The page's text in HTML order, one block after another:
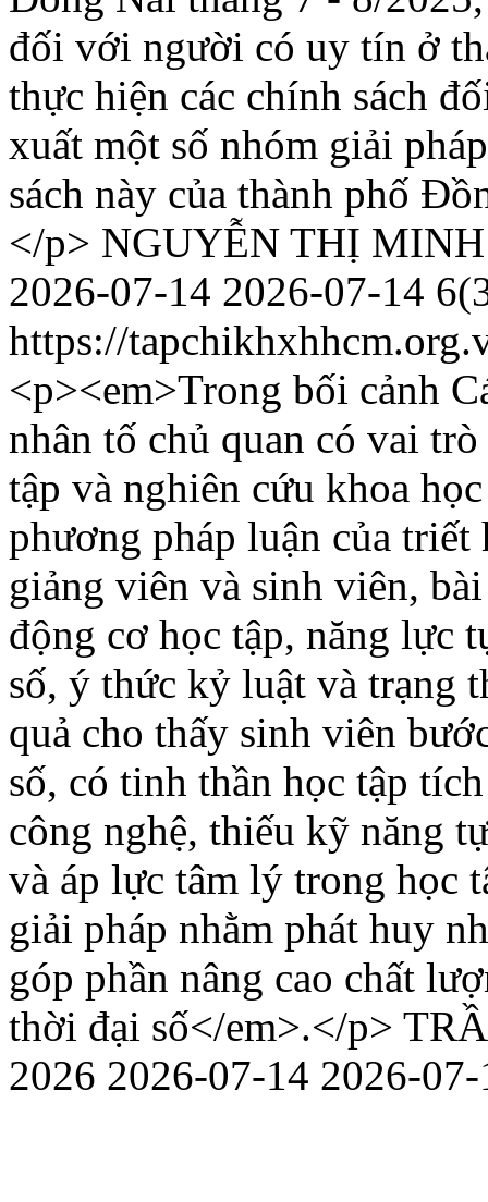
đối với người có uy tín ở
thực hiện các chính sách
xuất một số nhóm giải
sách này của thành phố
</p> NGUYỄN THỊ
2026-07-14 2026-07-14
https://
<p><em>Trong bối cảnh
nhân tố chủ quan có vai
tập và nghiên cứu khoa
phương pháp luận của
giảng viên và sinh viên,
động cơ học tập, năng lực
số, ý thức kỷ luật và trạng
quả cho thấy sinh viên
số, có tinh thần học tập
công nghệ, thiếu kỹ năng
và áp lực tâm lý trong học
giải pháp nhằm phát huy
góp phần nâng cao chất
thời đại số</em>.</p>
2026 2026-07-14 2026-